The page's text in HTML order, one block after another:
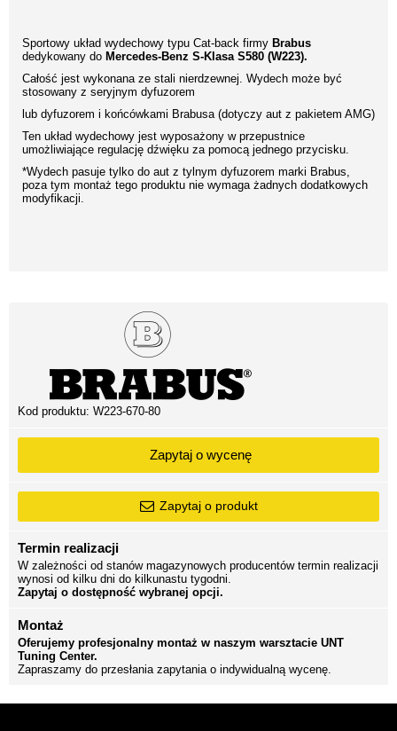
Sportowy układ wydechowy typu Cat-back firmy Brabus
dedykowany do Mercedes-Benz S-Klasa S580 (W223).
Całość jest wykonana ze stali nierdzewnej. Wydech może być
stosowany z seryjnym dyfuzorem
lub dyfuzorem i końcówkami Brabusa (dotyczy aut z pakietem AMG)
Ten układ wydechowy jest wyposażony w przepustnice
umożliwiające regulację dźwięku za pomocą jednego przycisku.
*Wydech pasuje tylko do aut z tylnym dyfuzorem marki Brabus,
poza tym montaż tego produktu nie wymaga żadnych dodatkowych
modyfikacji.
Kod produktu: W223-670-80
Zapytaj o wycenę
Zapytaj o produkt
Termin realizacji
W zależności od stanów magazynowych producentów termin realizacji
wynosi od kilku dni do kilkunastu tygodni.
Zapytaj o dostępność wybranej opcji.
Montaż
Oferujemy profesjonalny montaż w naszym warsztacie UNT
Tuning Center.
Zapraszamy do przesłania zapytania o indywidualną wycenę.